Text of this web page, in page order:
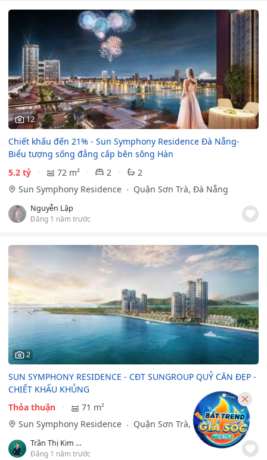
12
Chiết khấu đến 21% - Sun Symphony Residence Đà Nẵng-
Biểu tượng sống đẳng cấp bên sông Hàn
5.2 tỷ
72 m² 2
2
Sun Symphony Residence
Quận Sơn Trà, Đà Nẵng
Nguyễn Lập
Đăng 1 năm trước
2
SUN SYMPHONY RESIDENCE - CĐT SUNGROUP QUỶ CĂN ĐẸP -
CHIẾT KHẤU KHỦNG
Thỏa thuận
71 m²
Sun Symphony Residence
Quận Sơn Trà, Đà Nẵng
Trần Thị Kim Như
Đăng 1 năm trước